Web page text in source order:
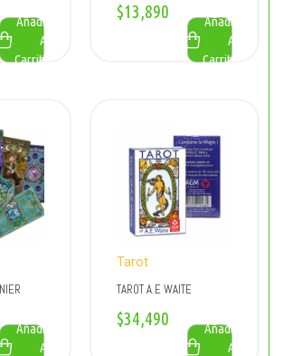
Añadir
Al
Carrito
$13,890
Añadir
Al
Carrito
Añadir
Al
Tarot
TAROT A.E WAITE
$34,490
Añadir
Al